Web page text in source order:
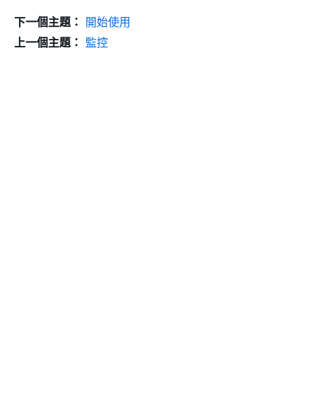
下一個主題： 開始使用
上一個主題： 監控